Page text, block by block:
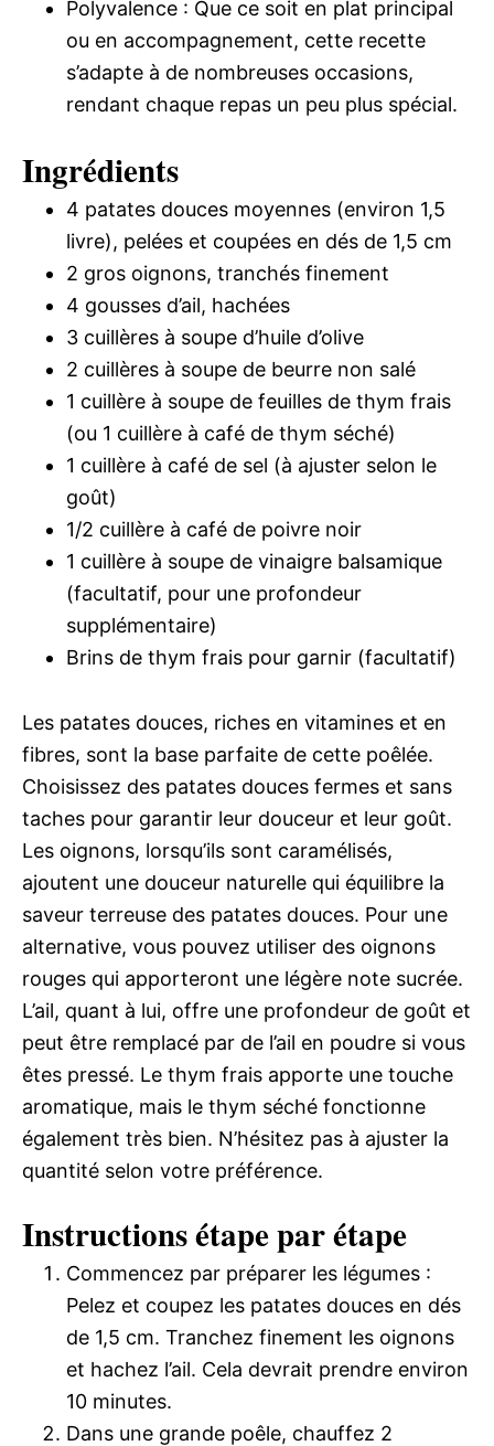
Polyvalence : Que ce soit en plat principal
ou en accompagnement, cette recette
s’adapte à de nombreuses occasions,
rendant chaque repas un peu plus spécial.
Ingrédients
4 patates douces moyennes (environ 1,5
livre), pelées et coupées en dés de 1,5 cm
2 gros oignons, tranchés finement
4 gousses d’ail, hachées
3 cuillères à soupe d’huile d’olive
2 cuillères à soupe de beurre non salé
1 cuillère à soupe de feuilles de thym frais
(ou 1 cuillère à café de thym séché)
1 cuillère à café de sel (à ajuster selon le
goût)
1/2 cuillère à café de poivre noir
1 cuillère à soupe de vinaigre balsamique
(facultatif, pour une profondeur
supplémentaire)
Brins de thym frais pour garnir (facultatif)
Les patates douces, riches en vitamines et en
fibres, sont la base parfaite de cette poêlée.
Choisissez des patates douces fermes et sans
taches pour garantir leur douceur et leur goût.
Les oignons, lorsqu’ils sont caramélisés,
ajoutent une douceur naturelle qui équilibre la
saveur terreuse des patates douces. Pour une
alternative, vous pouvez utiliser des oignons
rouges qui apporteront une légère note sucrée.
L’ail, quant à lui, offre une profondeur de goût et
peut être remplacé par de l’ail en poudre si vous
êtes pressé. Le thym frais apporte une touche
aromatique, mais le thym séché fonctionne
également très bien. N’hésitez pas à ajuster la
quantité selon votre préférence.
Instructions étape par étape
Commencez par préparer les légumes :
Pelez et coupez les patates douces en dés
de 1,5 cm. Tranchez finement les oignons
et hachez l’ail. Cela devrait prendre environ
10 minutes.
Dans une grande poêle, chauffez 2